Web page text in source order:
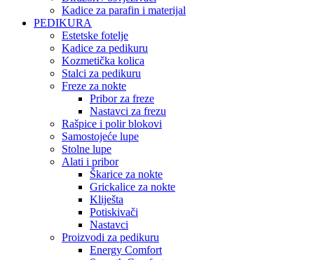
Kadice za parafin i materijal
PEDIKURA
Estetske fotelje
Kadice za pedikuru
Kozmetička kolica
Stalci za pedikuru
Freze za nokte
Pribor za freze
Nastavci za frezu
Rašpice i polir blokovi
Samostojeće lupe
Stolne lupe
Alati i pribor
Škarice za nokte
Grickalice za nokte
Kliješta
Potiskivači
Nastavci
Proizvodi za pedikuru
Energy Comfort